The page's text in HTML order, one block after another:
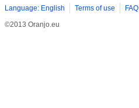
Language: English Terms of use FAQ
©2013 Oranjo.eu